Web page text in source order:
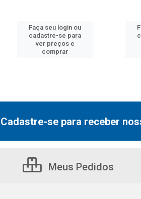
Faça seu login ou
cadastre-se para
ver preços e
comprar
Cadastre-se para receber
Meus Pedidos